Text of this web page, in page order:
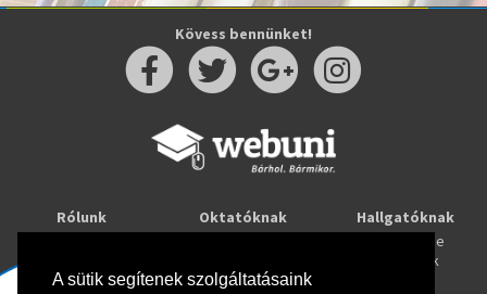
A sütik segítenek szolgáltatásaink
Kövess bennünket!
Rólunk
Oktatóknak
Webuni Stúdió
Hallgatóknak
Tanulj online
Képzések